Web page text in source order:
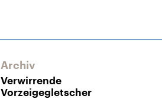
Archiv
Verwirrende
Vorzeigegletscher